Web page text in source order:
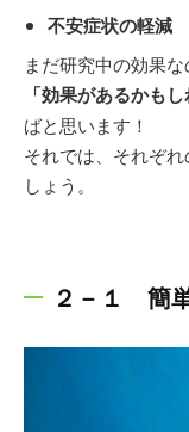
不安症状の軽減
まだ研究中の効果
「効果があるかもし
ばと思います！
それでは、それぞ
しょう。
２－１ 簡